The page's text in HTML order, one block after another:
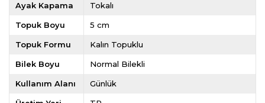
Ayak Kapama Tokalı
Topuk Boyu 5 cm
Topuk Formu Kalın Topuklu
Bilek Boyu Normal Bilekli
Kullanım Alanı Günlük